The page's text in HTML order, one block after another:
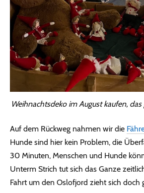
Weihnachtsdeko im August kaufen,
Auf dem Rückweg nahmen wir die
Hunde sind hier kein Problem, die
30 Minuten, Menschen und Hunde
Unterm Strich tut sich das Ganze
Fahrt um den Oslofjord zieht sich doch